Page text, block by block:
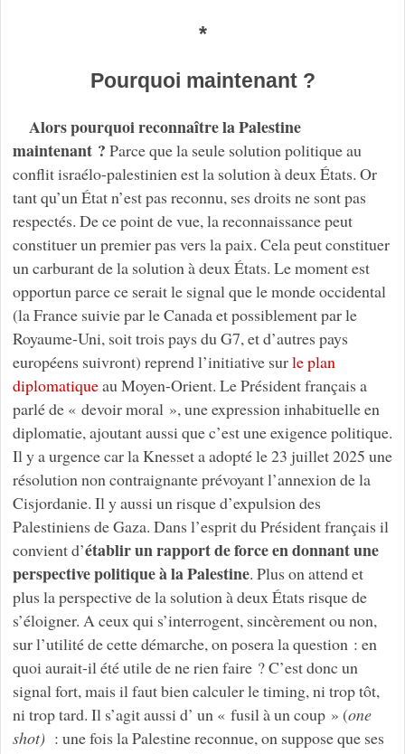
*
Pourquoi maintenant ?
Alors pourquoi reconnaître la Palestine
maintenant ? Parce que la seule solution politique au
conflit israélo-palestinien est la solution à deux États. Or
tant qu’un État n’est pas reconnu, ses droits ne sont pas
respectés. De ce point de vue, la reconnaissance peut
constituer un premier pas vers la paix. Cela peut constituer
un carburant de la solution à deux États. Le moment est
opportun parce ce serait le signal que le monde occidental
(la France suivie par le Canada et possiblement par le
Royaume-Uni, soit trois pays du G7, et d’autres pays
européens suivront) reprend l’initiative surle plan
diplomatiqueau Moyen-Orient. Le Président français a
parlé de « devoir moral », une expression inhabituelle en
diplomatie, ajoutant aussi que c’est une exigence politique.
Il y a urgence car la Knesset a adopté le 23 juillet 2025 une
résolution non contraignante prévoyant l’annexion de la
Cisjordanie. Il y aussi un risque d’expulsion des
Palestiniens de Gaza. Dans l’esprit du Président français il
convient d’établir un rapport de force en donnant une
perspective politique à la Palestine. Plus on attend et
plus la perspective de la solution à deux États risque de
s’éloigner. A ceux qui s’interrogent, sincèrement ou non,
sur l’utilité de cette démarche, on posera la question : en
quoi aurait-il été utile de ne rien faire ? C’est donc un
signal fort, mais il faut bien calculer le timing, ni trop tôt,
ni trop tard. Il s’agit aussi d’ un « fusil à un coup » (one
shot) : une fois la Palestine reconnue, on suppose que ses